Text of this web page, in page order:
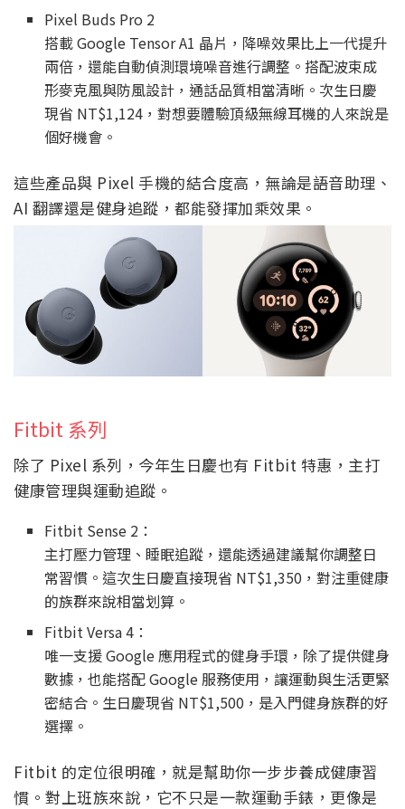
Pixel Buds Pro 2
搭載 Google Tensor A1 晶片，降噪效果比上一代提升
兩倍，還能自動偵測環境噪音進行調整。搭配波束成
形麥克風與防風設計，通話品質相當清晰。次生日慶
現省 NT$1,124，對想要體驗頂級無線耳機的人來說是
個好機會。
這些產品與 Pixel 手機的結合度高，無論是語音助理、
AI 翻譯還是健身追蹤，都能發揮加乘效果。
Fitbit 系列
除了 Pixel 系列，今年生日慶也有 Fitbit 特惠，主打
健康管理與運動追蹤。
Fitbit Sense 2：
主打壓力管理、睡眠追蹤，還能透過建議幫你調整日
常習慣。這次生日慶直接現省 NT$1,350，對注重健康
的族群來說相當划算。
Fitbit Versa 4：
唯一支援 Google 應用程式的健身手環，除了提供健身
數據，也能搭配 Google 服務使用，讓運動與生活更緊
密結合。生日慶現省 NT$1,500，是入門健身族群的好
選擇。
Fitbit 的定位很明確，就是幫助你一步步養成健康習
慣。對上班族來說，它不只是一款運動手錶，更像是